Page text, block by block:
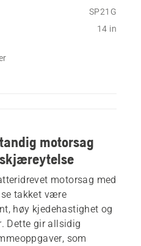
SP21G
14 in
motorsag
motorsag med
takket være
høy kjedehastighet og
Dette gir allsidig
som